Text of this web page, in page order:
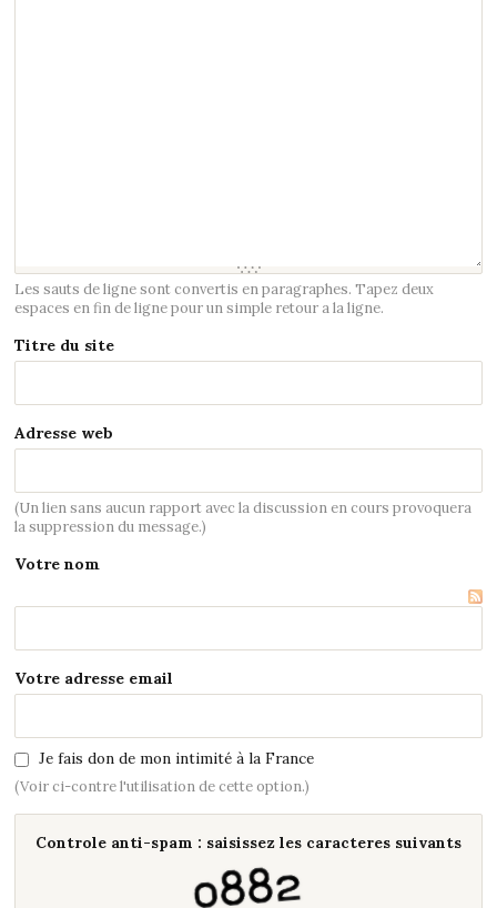
Les sauts de ligne sont convertis en paragraphes. Tapez deux
espaces en fin de ligne pour un simple retour a la ligne.
Titre du site
Adresse web
(Un lien sans aucun rapport avec la discussion en cours provoquera
la suppression du message.)
Votre nom
Votre adresse email
Je fais don de mon intimité à la France
(Voir ci-contre l'utilisation de cette option.)
Controle anti-spam : saisissez les caracteres suivants